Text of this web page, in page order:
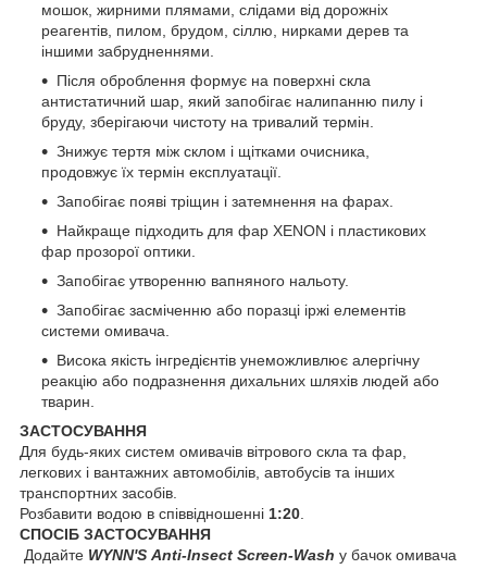
мошок, жирними плямами, слідами від дорожніх
реагентів, пилом, брудом, сіллю, нирками дерев та
іншими забрудненнями.
Після оброблення формує на поверхні скла
антистатичний шар, який запобігає налипанню пилу і
бруду, зберігаючи чистоту на тривалий термін.
Знижує тертя між склом і щітками очисника,
продовжує їх термін експлуатації.
Запобігає появі тріщин і затемнення на фарах.
Найкраще підходить для фар XENON і пластикових
фар прозорої оптики.
Запобігає утворенню вапняного нальоту.
Запобігає засміченню або поразці іржі елементів
системи омивача.
Висока якість інгредієнтів унеможливлює алергічну
реакцію або подразнення дихальних шляхів людей або
тварин.
ЗАСТОСУВАННЯ
Для будь-яких систем омивачів вітрового скла та фар,
легкових і вантажних автомобілів, автобусів та інших
транспортних засобів.
Розбавити водою в співвідношенні 1:20
СПОСІБ ЗАСТОСУВАННЯ
Додайте WYNN'S Anti-Insect Screen-Wash у бачок омивача